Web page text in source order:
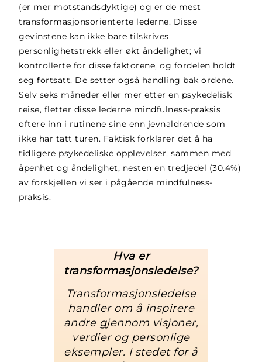
(er mer motstandsdyktige) og er de mest
transformasjonsorienterte lederne. Disse
gevinstene kan ikke bare tilskrives
personlighetstrekk eller økt åndelighet; vi
kontrollerte for disse faktorene, og fordelen holdt
seg fortsatt. De setter også handling bak ordene.
Selv seks måneder eller mer etter en psykedelisk
reise, fletter disse lederne mindfulness-praksis
oftere inn i rutinene sine enn jevnaldrende som
ikke har tatt turen. Faktisk forklarer det å ha
tidligere psykedeliske opplevelser, sammen med
åpenhet og åndelighet, nesten en tredjedel (30.4%)
av forskjellen vi ser i pågående mindfulness-
praksis.
Hva er
transformasjonsledelse?
Transformasjonsledelse
handler om å inspirere
andre gjennom visjoner,
verdier og personlige
eksempler. I stedet for å